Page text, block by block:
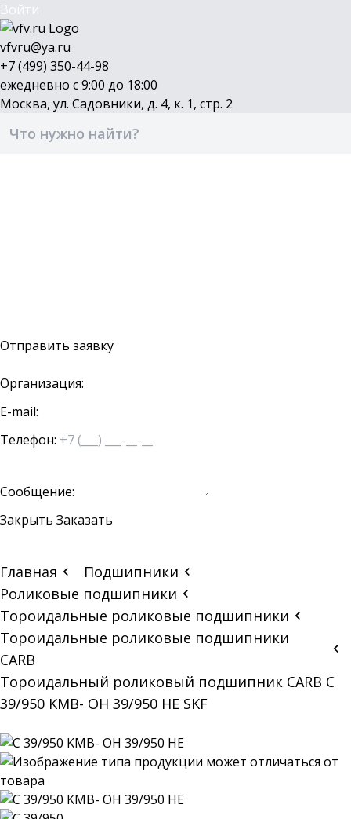
Войти
vfvru@ya.ru
+7 (499) 350-44-98
ежедневно с 9:00 до 18:00
Москва, ул. Садовники, д. 4, к. 1, стр. 2
Отправить заявку
Организация:
E-mail:
Телефон:
Сообщение:
Закрыть Заказать
Главная
Подшипники
Роликовые подшипники
Тороидальные роликовые подшипники
Тороидальные роликовые подшипники
CARB
Тороидальный роликовый подшипник CARB C
39/950 KMB- OH 39/950 HE SKF